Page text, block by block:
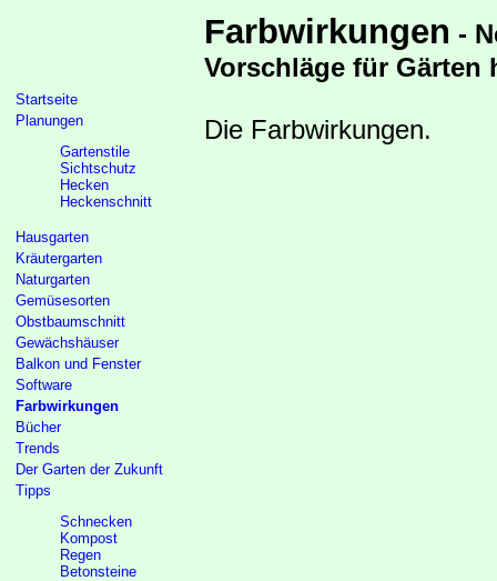
Farbwirkungen -
Vorschläge für Gärten
Startseite
Planungen
Gartenstile
Sichtschutz
Hecken
Heckenschnitt
Hausgarten
Kräutergarten
Naturgarten
Gemüsesorten
Obstbaumschnitt
Gewächshäuser
Balkon und Fenster
Software
Farbwirkungen
Bücher
Trends
Der Garten der Zukunft
Tipps
Schnecken
Kompost
Regen
Betonsteine
Die Farbwirkungen.